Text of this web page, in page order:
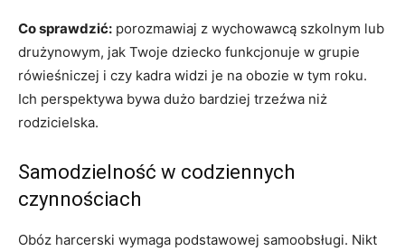
Co sprawdzić: porozmawiaj z wychowawcą szkolnym lub
drużynowym, jak Twoje dziecko funkcjonuje w grupie
rówieśniczej i czy kadra widzi je na obozie w tym roku.
Ich perspektywa bywa dużo bardziej trzeźwa niż
rodzicielska.
Samodzielność w codziennych
czynnościach
Obóz harcerski wymaga podstawowej samoobsługi. Nikt